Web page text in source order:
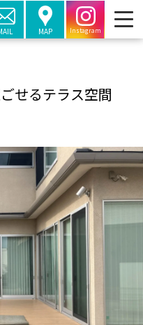
MAP Instagram
せるテラス空間